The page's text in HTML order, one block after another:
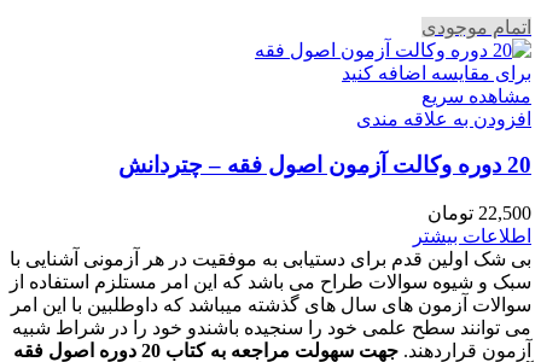
اتمام موجودی
برای مقایسه اضافه کنید
مشاهده سریع
افزودن به علاقه مندی
20 دوره وکالت آزمون اصول فقه – چتردانش
22,500 تومان
اطلاعات بیشتر
بی شک اولین قدم برای دستیابی به موفقیت در هر آزمونی آشنایی با
سبک و شیوه سوالات طراح می باشد که این امر مستلزم استفاده از
سوالات آزمون های سال های گذشته میباشد که داوطلبین با این امر
می توانند سطح علمی خود را سنجیده باشندو خود را در شراط شبیه
آزمون قراردهند.
جهت سهولت مراجعه به کتاب 20 دوره اصول فقه